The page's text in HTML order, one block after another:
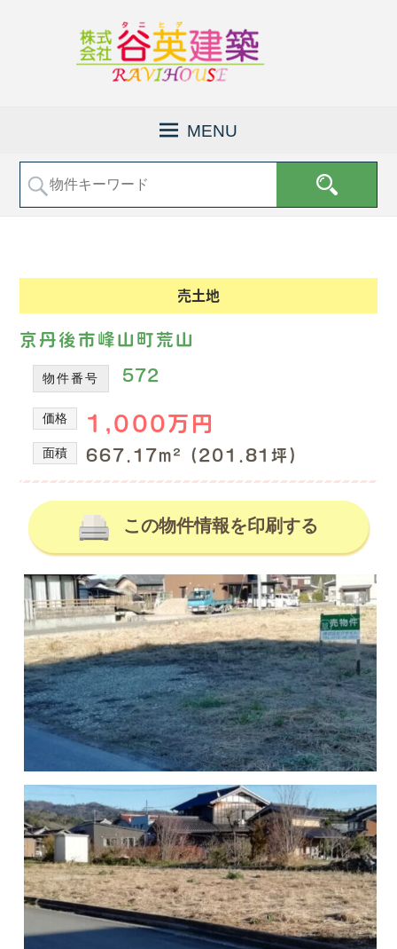
社
谷
福
知
山
市
の
不
動
産
情
報、
土
地
売
買、
土
地
購
入
の
事
な
ら
株
式
会
社
谷
知
山
売
な
ど
の
不
産
取
り
扱
っ
て
い
る
株
式
会
社
谷
英
建
築
の
不
イ
ト
す
MENU
売土地
京丹後市峰山町荒山
物件番号 572
価格 1,000万円
面積 667.17m² (201.81坪)
この物件情報を印刷する